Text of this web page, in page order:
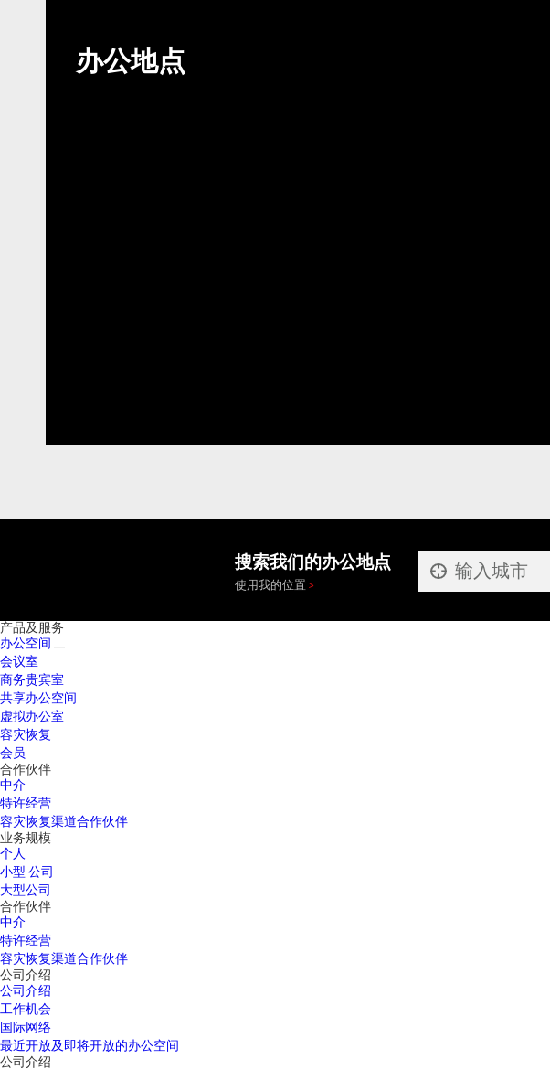
办公地点
搜索我们的办公地点
使用我的位置
产品及服务
办公空间
会议室
商务贵宾室
共享办公空间
虚拟办公室
容灾恢复
会员
合作伙伴
中介
特许经营
容灾恢复渠道合作伙伴
业务规模
个人
小型 公司
大型公司
合作伙伴
中介
特许经营
容灾恢复渠道合作伙伴
公司介绍
公司介绍
工作机会
国际网络
最近开放及即将开放的办公空间
公司介绍